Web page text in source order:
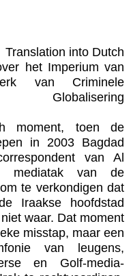
Translation into Dutch
het Imperium van
van Criminele
Globalisering
moment, toen de
in 2003 Bagdad
van Al
mediatak van de
te verkondigen dat
Iraakse hoofdstad
waar. Dat moment
misstap, maar een
van leugens,
en Golf-media-